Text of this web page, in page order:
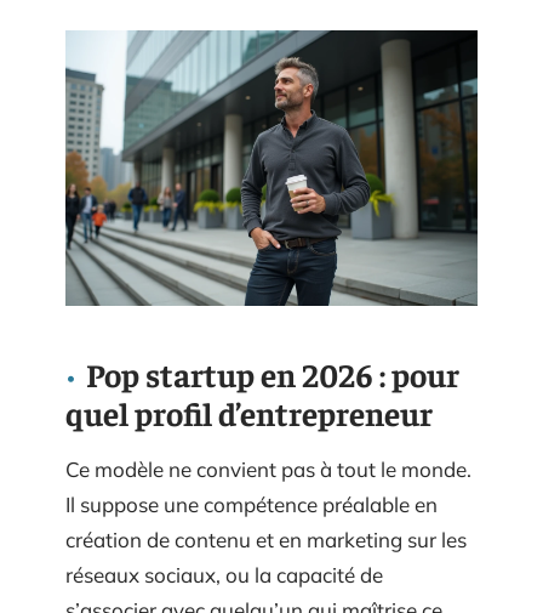
Pop startup en 2026 : pour
quel profil d’entrepreneur
Ce modèle ne convient pas à tout le monde.
Il suppose une compétence préalable en
création de contenu et en marketing sur les
réseaux sociaux, ou la capacité de